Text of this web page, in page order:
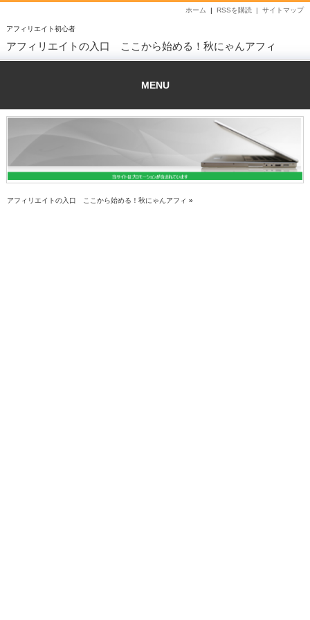
アフィリエイト初心者
サイトマップ
RSSを購読 |
ホーム |
アフィリエイトの入口 ここから始める！秋にゃんアフィ
MENU
アフィリエイトの入口 ここから始める！秋にゃんアフィ »